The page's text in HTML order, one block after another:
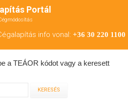
Portál
info vonal: +36 30 220 1100
a TEÁOR kódot vagy a keresett